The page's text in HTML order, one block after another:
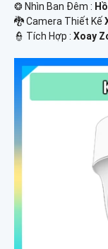
❂ Nhìn Ban Đêm :
🐉️ Camera Thiết Kế
️👮 Tích Hợp : Xoay